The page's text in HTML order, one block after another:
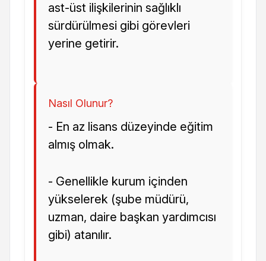
ast-üst ilişkilerinin sağlıklı
sürdürülmesi gibi görevleri
yerine getirir.
Nasıl Olunur?
- En az lisans düzeyinde eğitim
almış olmak.
- Genellikle kurum içinden
yükselerek (şube müdürü,
uzman, daire başkan yardımcısı
gibi) atanılır.